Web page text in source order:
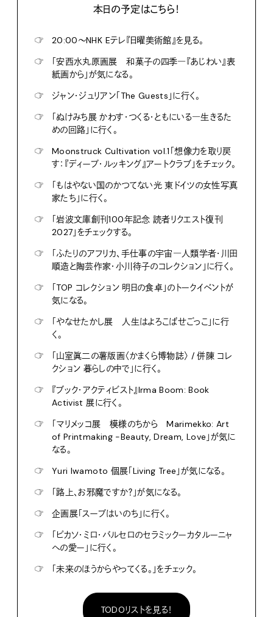
本日の予定はこちら！
☞
20:00〜NHK Eテレ『日曜美術館』を見る。
☞
「安西水丸原画展 和菓子の四季―『あじわい』表
紙画から」が気になる。
☞
ジャン・ジュリアン「The Guests」に行く。
☞
「ぬけみち展 かわす・つくる・ともにいる―生きるた
めの回路」に行く。
☞
Moonstruck Cultivation vol.1「想像力を取り戻
す：『ディープ・ルッキング』アートクラブ」をチェック。
☞
「もはやない国のかつてない光 東ドイツの女性写真
家たち」に行く。
☞
「岩波文庫創刊100年記念 読者リクエスト復刊
2027」をチェックする。
☞
「ふたりのアフリカ、手仕事の宇宙―人類学者・川田
順造と陶芸作家・小川待子のコレクション」に行く。
☞
「TOP コレクション 明日の食卓」のトークイベントが
気になる。
☞
「やなせたかし展 人生はよろこばせごっこ」に行
く。
☞
「山室眞二の薯版画〈かまくら博物誌〉 / 併陳 コレ
クション 暮らしの中で」に行く。
☞
『ブック・アクティビスト』Irma Boom: Book
Activist 展に行く。
☞
「マリメッコ展 模様のちから Marimekko: Art
of Printmaking -Beauty, Dream, Love」が気に
なる。
☞
Yuri Iwamoto 個展「Living Tree」が気になる。
☞
「路上、お邪魔ですか？」が気になる。
☞
企画展「スープはいのち」に行く。
☞
「ピカソ・ミロ・バルセロのセラミックーカタルーニャ
への愛ー」に行く。
☞
「未来のほうからやってくる。」をチェック。
TODOリストを見る！